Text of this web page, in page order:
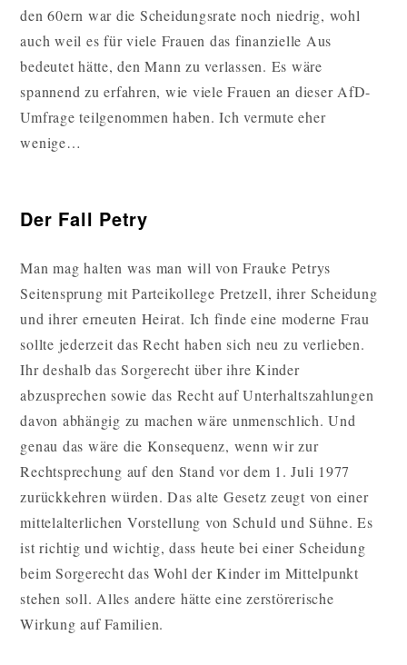
den 60ern war die Scheidungsrate noch niedrig, wohl
auch weil es für viele Frauen das finanzielle Aus
bedeutet hätte, den Mann zu verlassen. Es wäre
spannend zu erfahren, wie viele Frauen an dieser AfD-
Umfrage teilgenommen haben. Ich vermute eher
wenige…
Der Fall Petry
Man mag halten was man will von Frauke Petrys
Seitensprung mit Parteikollege Pretzell, ihrer Scheidung
und ihrer erneuten Heirat. Ich finde eine moderne Frau
sollte jederzeit das Recht haben sich neu zu verlieben.
Ihr deshalb das Sorgerecht über ihre Kinder
abzusprechen sowie das Recht auf Unterhaltszahlungen
davon abhängig zu machen wäre unmenschlich. Und
genau das wäre die Konsequenz, wenn wir zur
Rechtsprechung auf den Stand vor dem 1. Juli 1977
zurückkehren würden. Das alte Gesetz zeugt von einer
mittelalterlichen Vorstellung von Schuld und Sühne. Es
ist richtig und wichtig, dass heute bei einer Scheidung
beim Sorgerecht das Wohl der Kinder im Mittelpunkt
stehen soll. Alles andere hätte eine zerstörerische
Wirkung auf Familien.